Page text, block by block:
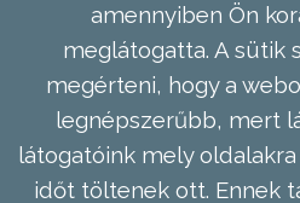
amennyiben Ön
meglátogatta. A sütik
megérteni, hogy a
legnépszerűbb, mert
látogatóink mely
időt töltenek ott. Ennek